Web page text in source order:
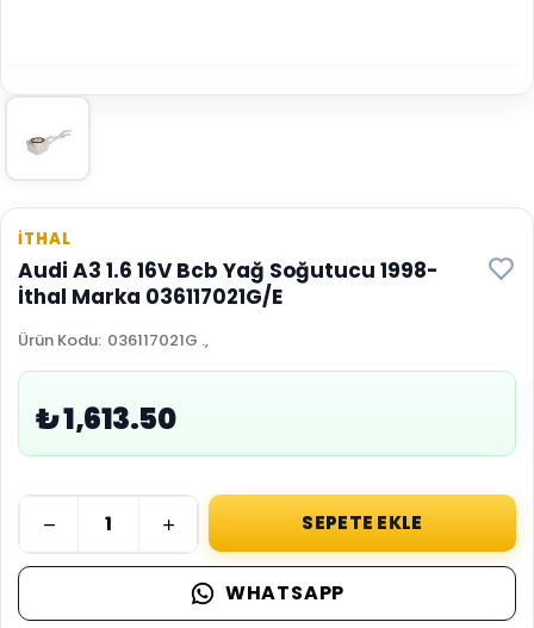
İTHAL
Audi A3 1.6 16V Bcb Yağ Soğutucu 1998-
İthal Marka 036117021G/E
Ürün Kodu: 036117021G .,
₺ 1,613.50
SEPETE EKLE
WHATSAPP